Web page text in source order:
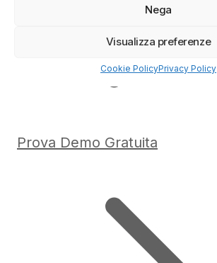
Nega
Visualizza preferenze
Cookie PolicyPrivacy Policy
Prova Demo Gratuita